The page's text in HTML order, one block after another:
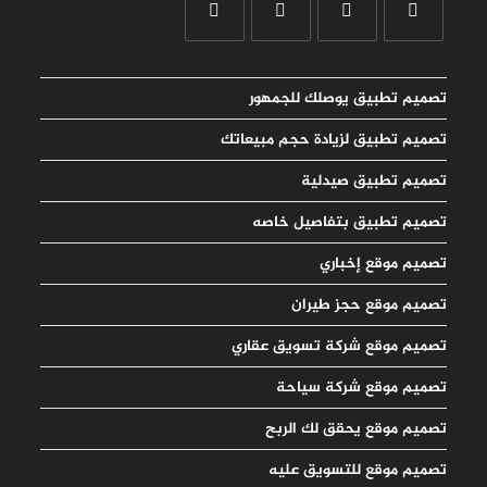
تصميم تطبيق يوصلك للجمهور
تصميم تطبيق لزيادة حجم مبيعاتك
تصميم تطبيق صيدلية
تصميم تطبيق بتفاصيل خاصه
تصميم موقع إخباري
تصميم موقع حجز طيران
تصميم موقع شركة تسويق عقاري
تصميم موقع شركة سياحة
تصميم موقع يحقق لك الربح
تصميم موقع للتسويق عليه